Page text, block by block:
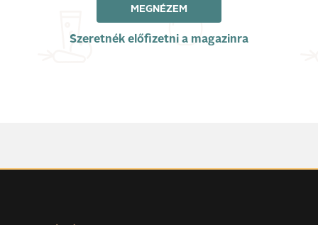
MEGNÉZEM
Szeretnék előfizetni a magazinra